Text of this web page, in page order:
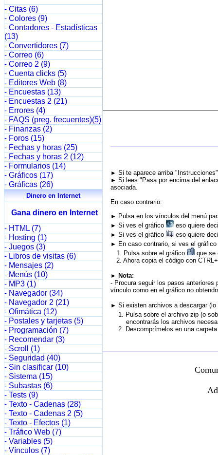
- Citas (6)
- Colores (9)
- Contadores - Estadísticas
(13)
- Convertidores (7)
- Correo (6)
- Correo 2 (9)
- Cuenta clicks (5)
- Editores Web (8)
- Encuestas (13)
- Encuestas 2 (21)
- Errores (4)
- FAQS (preg. frecuentes)(5)
- Finanzas (2)
- Foros (15)
- Fechas y horas (25)
- Fechas y horas 2 (12)
- Formularios (14)
- Gráficos (17)
- Gráficas (26)
Dinero en Internet
Gana dinero en Internet
- HTML (7)
- Hosting (1)
- Juegos (3)
- Libros de visitas (6)
- Mensajes (2)
- Menús (10)
- MP3 (1)
- Navegador (34)
- Navegador 2 (21)
- Ofimática (12)
- Postales y tarjetas (5)
- Programación (7)
- Recomendar (3)
- Scroll (1)
- Seguridad (40)
- Sin clasificar (10)
- Sistema (15)
- Subastas (6)
- Tests (9)
- Texto - Cadenas (28)
- Texto - Cadenas 2 (5)
- Texto - Efectos (1)
- Tráfico Web (7)
- Variables (5)
- Vínculos (7)
► Si te aparece arriba
► Si lees "Pasa por encima del
asociada.
En caso contrario:
► Pulsa en los vínculos del menú
► Si ves el gráfico eso quiere
► Si ves el gráfico eso quiere
► En caso contrario, si ves el gráfico
1. Pulsa sobre el gráfico
que se
2. Ahora copia el código con
► Nota:
- Procura seguir los pasos
vínculo como en el gráfico no
► Si existen archivos a descargar
1. Pulsa sobre el archivo zip (o
encontrarás los archivos
2. Descomprímelos en una